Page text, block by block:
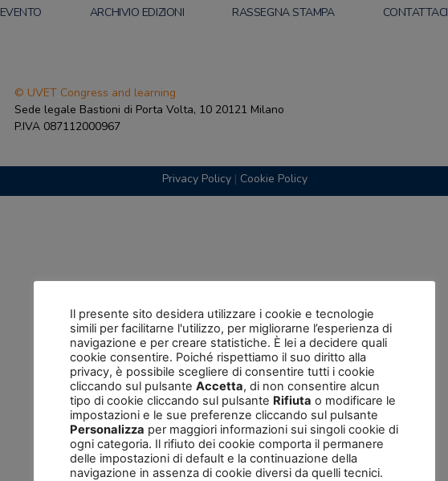
EVENTO ARCHIVIO EDIZIONI RASSEGNA STAMPA CONTATTACI
© UVET Congress and learning
Sede legale Bastioni di Porta Volta, 10 20121 Milano
P.IVA 087112000967
Privacy Policy| Cookie Policy
Il presente sito desidera utilizzare i cookie e tecnologie
simili per facilitarne l'utilizzo, per migliorarne l’esperienza di
navigazione e per creare statistiche. È lei a decidere quali
cookie consentire. Poiché rispettiamo il suo diritto alla
privacy, è possibile scegliere di consentire tutti i cookie
cliccando sul pulsante Accetta, di non consentire alcun
tipo di cookie cliccando sul pulsante Rifiuta o modificare le
impostazioni e le sue preferenze cliccando sul pulsante
Personalizza per maggiori informazioni sui singoli cookie di
ogni categoria. Il rifiuto dei cookie comporta il permanere
delle impostazioni di default e la continuazione della
navigazione in assenza di cookie diversi da quelli tecnici.